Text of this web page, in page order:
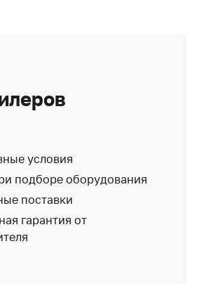
условия
подборе оборудования
поставки
гарантия от